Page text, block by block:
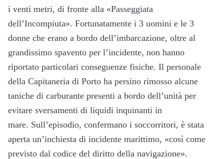
i venti metri, di fronte alla «Passeggiata
dell’Incompiuta». Fortunatamente i 3 uomini e le 3
donne che erano a bordo dell’imbarcazione, oltre al
grandissimo spavento per l’incidente, non hanno
riportato particolari conseguenze fisiche. Il personale
della Capitaneria di Porto ha persino rimosso alcune
taniche di carburante presenti a bordo dell’unità per
evitare sversamenti di liquidi inquinanti in
mare. Sull’episodio, confermano i soccorritori, è stata
aperta un’inchiesta di incidente marittimo, «così come
previsto dal codice del diritto della navigazione».